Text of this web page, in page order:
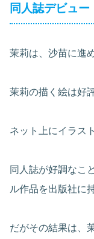
同人誌デビュー
茉莉は、沙苗に進
茉莉の描く絵は好
ネット上にイラス
同人誌が好調なこ
ル作品を出版社に
だがその結果は、